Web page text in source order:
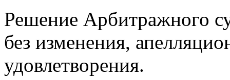
Решение Арбитражного
без изменения,
удовлетворения.